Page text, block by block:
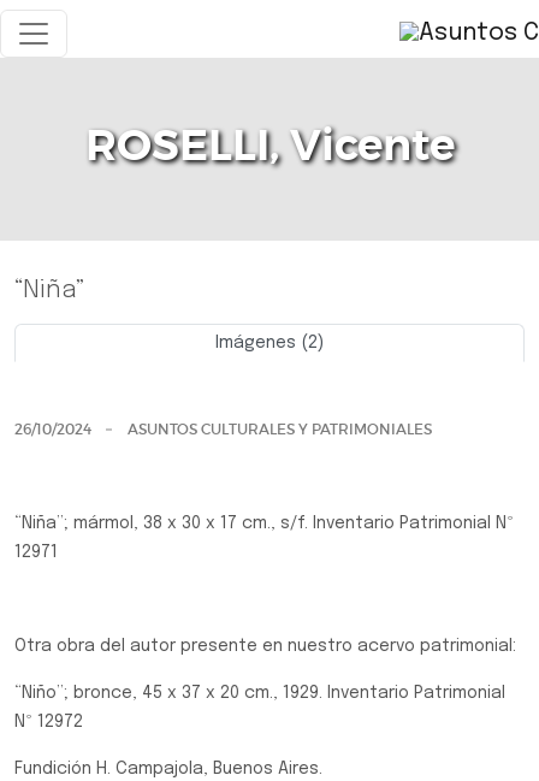
ROSELLI, Vicente
“Niña”
Imágenes (2)
26/10/2024 ASUNTOS CULTURALES Y PATRIMONIALES
“Niña”; mármol, 38 x 30 x 17 cm., s/f. Inventario Patrimonial Nº
12971
Otra obra del autor presente en nuestro acervo patrimonial:
“Niño”; bronce, 45 x 37 x 20 cm., 1929. Inventario Patrimonial
Nº 12972
Fundición H. Campajola, Buenos Aires.